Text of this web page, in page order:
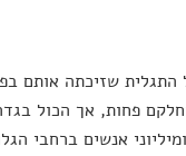
שזיכתה אותם
פחות, אך הכול
אנשים ברחבי